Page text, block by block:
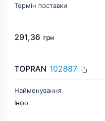
Термін поставки
291,36 грн
TOPRAN 102887
Найменування
Інфо